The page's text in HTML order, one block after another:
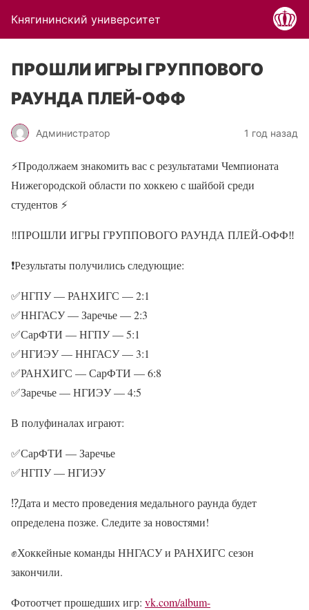
Княгининский университет
ПРОШЛИ ИГРЫ ГРУППОВОГО
РАУНДА ПЛЕЙ-ОФФ
Администратор 1 год назад
⚡Продолжаем знакомить вас с результатами Чемпионата
Нижегородской области по хоккею с шайбой среди
студентов ⚡
‼ПРОШЛИ ИГРЫ ГРУППОВОГО РАУНДА ПЛЕЙ-ОФФ‼
❗Результаты получились следующие:
✅НГПУ — РАНХИГС — 2:1
✅ННГАСУ — Заречье — 2:3
✅СарФТИ — НГПУ — 5:1
✅НГИЭУ — ННГАСУ — 3:1
✅РАНХИГС — СарФТИ — 6:8
✅Заречье — НГИЭУ — 4:5
В полуфиналах играют:
✅СарФТИ — Заречье
✅НГПУ — НГИЭУ
⁉Дата и место проведения медального раунда будет
определена позже. Следите за новостями!
✊Хоккейные команды ННГАСУ и РАНХИГС сезон
закончили.
Фотоотчет прошедших игр: vk.com/album-